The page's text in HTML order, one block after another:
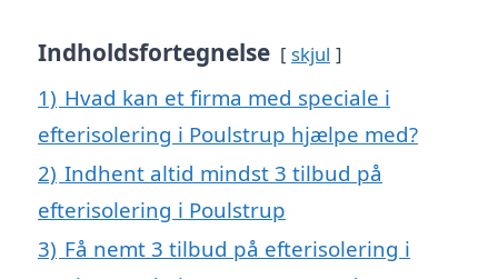
Indholdsfortegnelse skjul
1) Hvad kan et firma med speciale i
efterisolering i Poulstrup hjælpe med?
2) Indhent altid mindst 3 tilbud på
efterisolering i Poulstrup
3) Få nemt 3 tilbud på efterisolering i